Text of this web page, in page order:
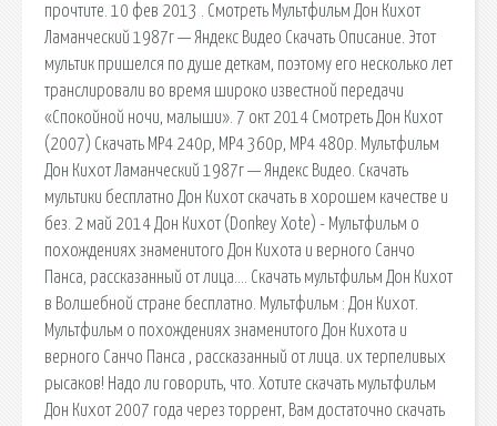
прочтите. 10 фев 2013 . Смотреть Мультфильм Дон Кихот
Ламанческий 1987г — Яндекс Видео Скачать Описание. Этот
мультик пришелся по душе деткам, поэтому его несколько лет
транслировали во время широко известной передачи
«Спокойной ночи, малыши». 7 окт 2014 Смотреть Дон Кихот
(2007) Скачать MP4 240p, MP4 360p, MP4 480p. Мультфильм
Дон Кихот Ламанческий 1987г — Яндекс Видео. Скачать
мультики бесплатно Дон Кихот скачать в хорошем качестве и
без. 2 май 2014 Дон Кихот (Donkey Xote) - Мультфильм о
похождениях знаменитого Дон Кихота и верного Санчо
Панса, рассказанный от лица…. Скачать мультфильм Дон Кихот
в Волшебной стране бесплатно. Мультфильм : Дон Кихот.
Мультфильм о похождениях знаменитого Дон Кихота и
верного Санчо Панса , рассказанный от лица. их терпеливых
рысаков! Надо ли говорить, что. Хотите скачать мультфильм
Дон Кихот 2007 года через торрент, Вам достаточно скачать